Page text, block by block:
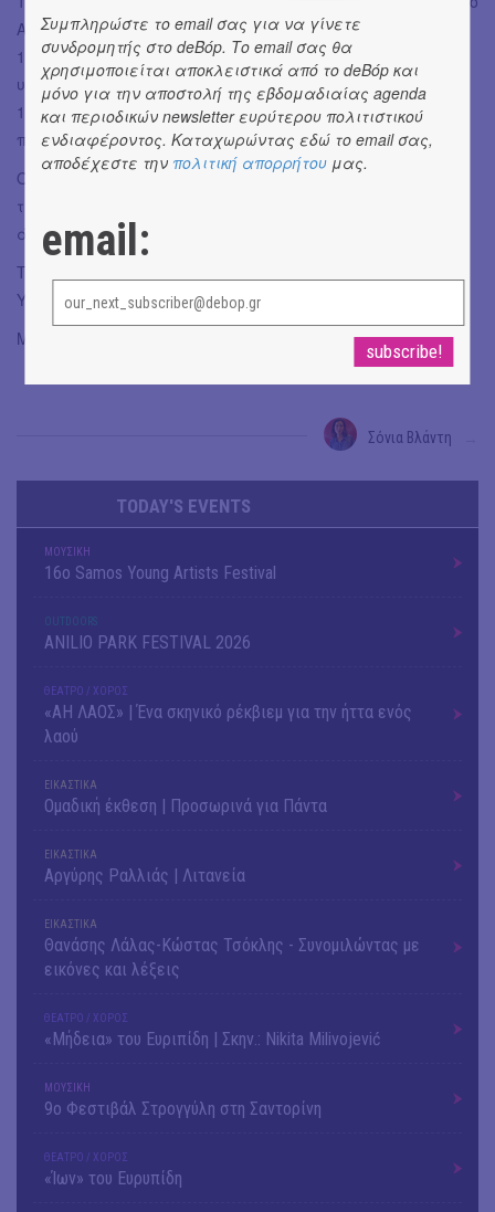
Alzheimer»
18:00 -19:00 Εργαστήριο «Διατροφή για καλύτερη νοητική
υγεία»
19:00 - 20:00 Εργαστήριο «Σωματική Άσκηση για την
πρόληψη της άνοιας»
Όλη τη μέρα: VR game: Άνοια &amp; Τεχνολογία – Η
τεχνολογία στην υπηρεσία της φροντίδας ατόμων με
άνοια.
Το φεστιβάλ πραγματοποιείται υπό την αιγίδα του
Υπουργείου Υγείας.
Μέγας Δωρητής ΚΠΙΣΝ: Ίδρυμα Σταύρος Νιάρχος (ΙΣΝ).
Σόνια Βλάντη
TODAY'S EVENTS
ΜΟΥΣΙΚΗ
16o Samos Young Artists Festival
OUTDΟORS
ANILIO PARK FESTIVAL 2026
ΘΕΑΤΡΟ / ΧΟΡΟΣ
«ΑΗ ΛΑΟΣ» | Ένα σκηνικό ρέκβιεμ για την ήττα ενός
λαού
ΕΙΚΑΣΤΙΚΑ
Ομαδική έκθεση | Προσωρινά για Πάντα
ΕΙΚΑΣΤΙΚΑ
Αργύρης Ραλλιάς | Λιτανεία
ΕΙΚΑΣΤΙΚΑ
Θανάσης Λάλας-Κώστας Τσόκλης - Συνομιλώντας με
εικόνες και λέξεις
ΘΕΑΤΡΟ / ΧΟΡΟΣ
«Μήδεια» του Ευριπίδη | Σκην.: Nikita Milivojević
ΜΟΥΣΙΚΗ
9o Φεστιβάλ Στρογγύλη στη Σαντορίνη
ΘΕΑΤΡΟ / ΧΟΡΟΣ
«Ίων» του Ευρυπίδη
Συμπληρώστε το email σας για να γίνετε
συνδρομητής στο deBόp. Το email σας θα
χρησιμοποιείται αποκλειστικά από το deBόp και
μόνο για την αποστολή της εβδομαδιαίας agenda
και περιοδικών newsletter ευρύτερου πολιτιστικού
ενδιαφέροντος. Καταχωρώντας εδώ το email σας,
αποδέχεστε την πολιτική απορρήτου μας.
email: